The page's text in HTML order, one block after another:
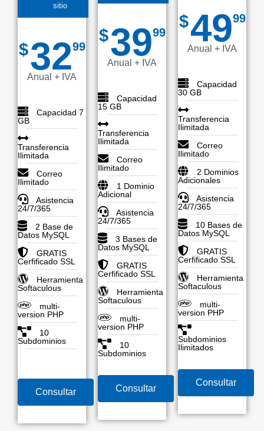
sitio
$3299
Anual + IVA
Capacidad 7
GB
Transferencia
Ilimitada
Correo
Ilimitado
Asistencia
24/7/365
2 Base de
Datos MySQL
GRATIS
Cerfificado SSL
Herramienta
Softaculous
multi-
version PHP
10
Subdominios
Consultar
$3999
Anual + IVA
Capacidad
15 GB
Transferencia
Ilimitada
Correo
Ilimitado
1 Dominio
Adicional
Asistencia
24/7/365
3 Bases de
Datos MySQL
GRATIS
Cerfificado SSL
Herramienta
Softaculous
multi-
version PHP
10
Subdominios
Consultar
$4999
Anual + IVA
Capacidad
30 GB
Transferencia
Ilimitada
Correo
Ilimitado
2 Dominios
Adicionales
Asistencia
24/7/365
10 Bases de
Datos MySQL
GRATIS
Cerfificado SSL
Herramienta
Softaculous
multi-
version PHP
Subdominios
Ilimitados
Consultar